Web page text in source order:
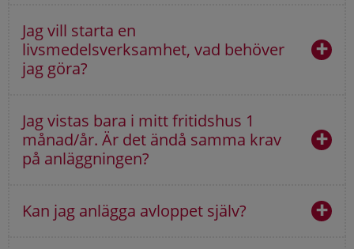
Jag vill starta en
livsmedelsverksamhet, vad behöver
jag göra?
Jag vistas bara i mitt fritidshus 1
månad/år. Är det ändå samma krav
på anläggningen?
Kan jag anlägga avloppet själv?